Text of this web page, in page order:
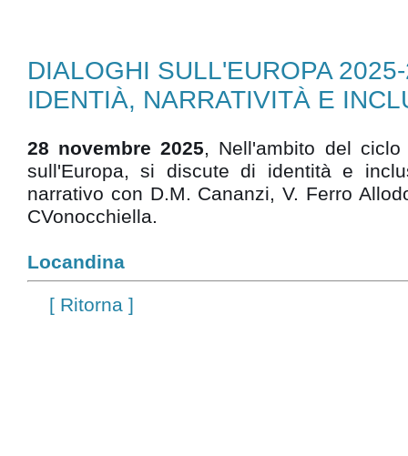
DIALOGHI SULL'EUROPA
IDENTIÀ, NARRATIVITÀ E
28 novembre 2025, Nell'ambito del
sull'Europa, si discute di identità e
narrativo con D.M. Cananzi, V. Ferro
CVonocchiella.
Locandina
[ Ritorna ]